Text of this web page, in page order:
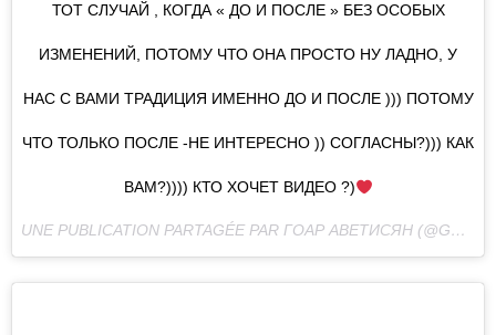
ТОТ СЛУЧАЙ , КОГДА « ДО И ПОСЛЕ » БЕЗ ОСОБЫХ
ИЗМЕНЕНИЙ, ПОТОМУ ЧТО ОНА ПРОСТО НУ ЛАДНО, У
НАС С ВАМИ ТРАДИЦИЯ ИМЕННО ДО И ПОСЛЕ ))) ПОТОМУ
ЧТО ТОЛЬКО ПОСЛЕ -НЕ ИНТЕРЕСНО )) СОГЛАСНЫ?))) КАК
ВАМ?)))) КТО ХОЧЕТ ВИДЕО ?)
UNE PUBLICATION PARTAGÉE PAR ГОАР АВЕТИСЯН (@GOAR_AVETISYAN) LE